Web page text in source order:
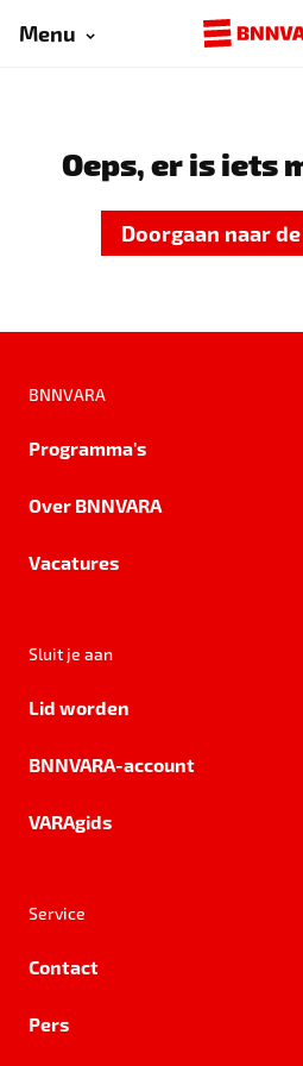
Menu
Oeps, er is iets
Doorgaan naar
BNNVARA
Programma's
Over BNNVARA
Vacatures
Sluit je aan
Lid worden
BNNVARA-account
VARAgids
Service
Contact
Pers